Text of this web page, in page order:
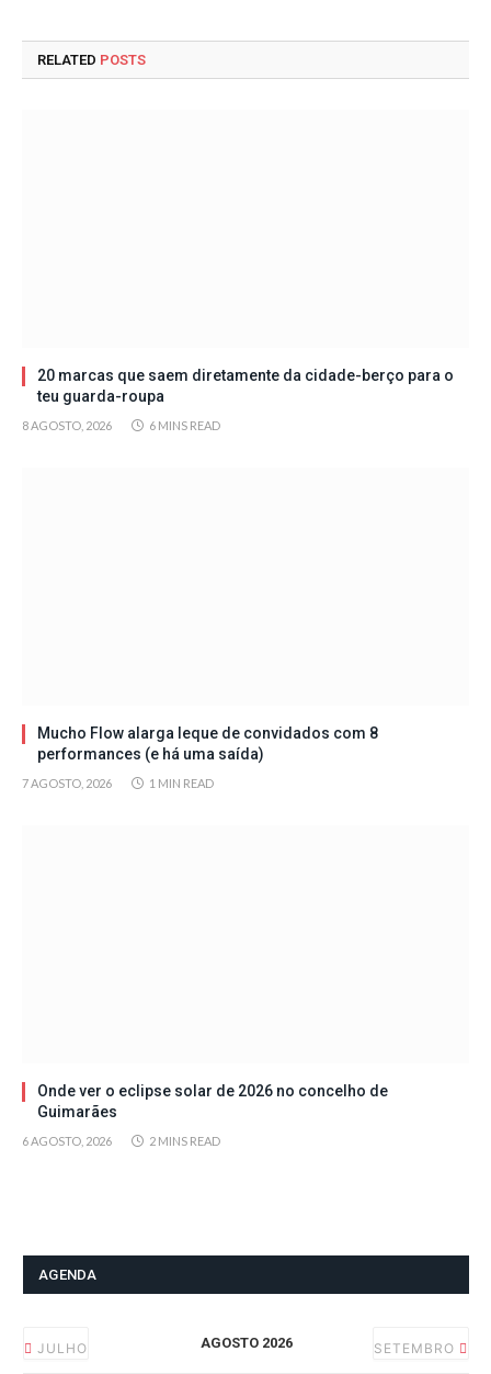
RELATED POSTS
20 marcas que saem diretamente da cidade-berço para o
teu guarda-roupa
8 AGOSTO, 2026 6 MINS READ
Mucho Flow alarga leque de convidados com 8
performances (e há uma saída)
7 AGOSTO, 2026 1 MIN READ
Onde ver o eclipse solar de 2026 no concelho de
Guimarães
6 AGOSTO, 2026 2 MINS READ
AGENDA
JULHO AGOSTO 2026 SETEMBRO